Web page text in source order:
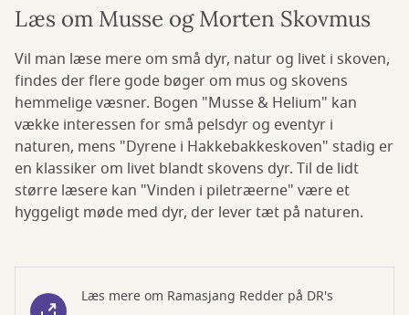
Læs om Musse og Morten Skovmus
Vil man læse mere om små dyr, natur og livet i skoven,
findes der flere gode bøger om mus og skovens
hemmelige væsner. Bogen "Musse & Helium" kan
vække interessen for små pelsdyr og eventyr i
naturen, mens "Dyrene i Hakkebakkeskoven" stadig er
en klassiker om livet blandt skovens dyr. Til de lidt
større læsere kan "Vinden i piletræerne" være et
hyggeligt møde med dyr, der lever tæt på naturen.
Læs mere om Ramasjang Redder på DR's